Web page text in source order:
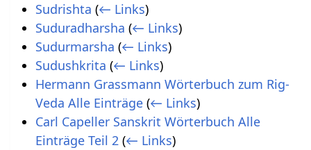
Sudrishta (← Links)
Suduradharsha (← Links)
Sudurmarsha (← Links)
Sudushkrita (← Links)
Hermann Grassmann Wörterbuch zum Rig-
Veda Alle Einträge (← Links)
Carl Capeller Sanskrit Wörterbuch Alle
Einträge Teil 2 (← Links)